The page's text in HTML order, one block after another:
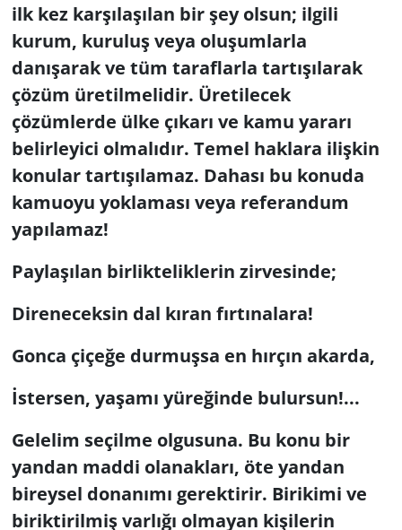
ilk kez karşılaşılan bir şey olsun; ilgili
kurum, kuruluş veya oluşumlarla
danışarak ve tüm taraflarla tartışılarak
çözüm üretilmelidir. Üretilecek
çözümlerde ülke çıkarı ve kamu yararı
belirleyici olmalıdır. Temel haklara ilişkin
konular tartışılamaz. Dahası bu konuda
kamuoyu yoklaması veya referandum
yapılamaz!
Paylaşılan birlikteliklerin zirvesinde;
Direneceksin dal kıran fırtınalara!
Gonca çiçeğe durmuşsa en hırçın akarda,
İstersen, yaşamı yüreğinde bulursun!...
Gelelim seçilme olgusuna. Bu konu bir
yandan maddi olanakları, öte yandan
bireysel donanımı gerektirir. Birikimi ve
biriktirilmiş varlığı olmayan kişilerin